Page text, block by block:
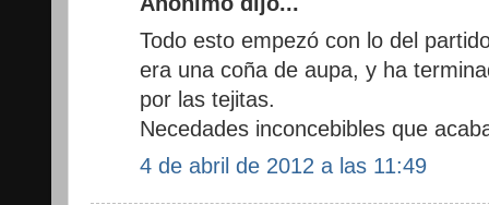
Todo esto empezó con lo del
era una coña de aupa, y ha
por las tejitas.
Necedades inconcebibles que
4 de abril de 2012 a las 11:49